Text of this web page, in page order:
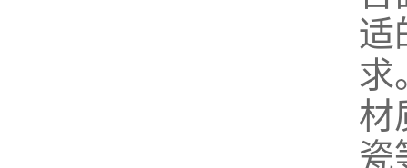
适
求
材
瓷